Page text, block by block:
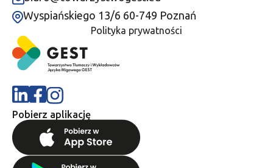
Wyspiańskiego 13/6 60-749 Poznań
Polityka prywatności
Pobierz aplikację